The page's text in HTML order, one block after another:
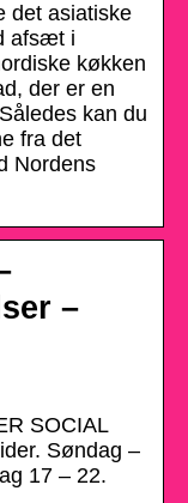
det asiatiske
afsæt i
køkken
der er en
kan du
fra det
Nordens
–
SOCIAL
Søndag –
17 – 22.